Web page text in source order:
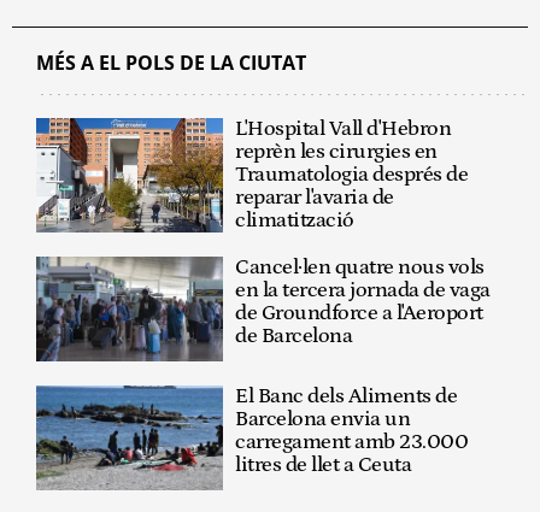
MÉS A EL POLS DE LA CIUTAT
L'Hospital Vall d'Hebron
reprèn les cirurgies en
Traumatologia després de
reparar l'avaria de
climatització
Cancel·len quatre nous vols
en la tercera jornada de vaga
de Groundforce a l'Aeroport
de Barcelona
El Banc dels Aliments de
Barcelona envia un
carregament amb 23.000
litres de llet a Ceuta